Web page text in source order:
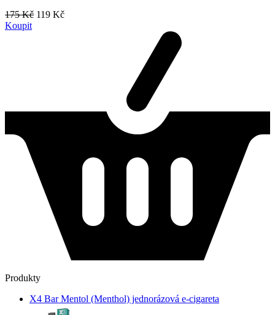
175 Kč 119 Kč
Koupit
Produkty
X4 Bar Mentol (Menthol) jednorázová e-cigareta